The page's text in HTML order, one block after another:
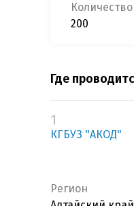
200
Где
1
КГБУЗ "АКОД"
Регион